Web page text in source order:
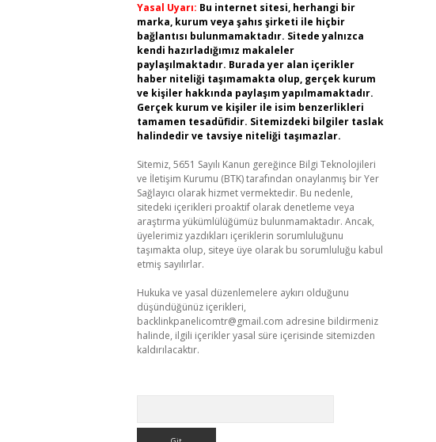
Yasal Uyarı: Bu internet sitesi, herhangi bir
marka, kurum veya şahıs şirketi ile hiçbir
bağlantısı bulunmamaktadır. Sitede yalnızca
kendi hazırladığımız makaleler
paylaşılmaktadır. Burada yer alan içerikler
haber niteliği taşımamakta olup, gerçek kurum
ve kişiler hakkında paylaşım yapılmamaktadır.
Gerçek kurum ve kişiler ile isim benzerlikleri
tamamen tesadüfidir. Sitemizdeki bilgiler taslak
halindedir ve tavsiye niteliği taşımazlar.
Sitemiz, 5651 Sayılı Kanun gereğince Bilgi Teknolojileri
ve İletişim Kurumu (BTK) tarafından onaylanmış bir Yer
Sağlayıcı olarak hizmet vermektedir. Bu nedenle,
sitedeki içerikleri proaktif olarak denetleme veya
araştırma yükümlülüğümüz bulunmamaktadır. Ancak,
üyelerimiz yazdıkları içeriklerin sorumluluğunu
taşımakta olup, siteye üye olarak bu sorumluluğu kabul
etmiş sayılırlar.
Hukuka ve yasal düzenlemelere aykırı olduğunu
düşündüğünüz içerikleri,
backlinkpanelicomtr@gmail.com adresine bildirmeniz
halinde, ilgili içerikler yasal süre içerisinde sitemizden
kaldırılacaktır.